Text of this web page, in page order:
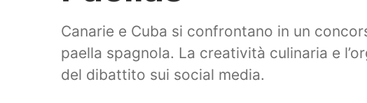
Canarie e Cuba si confrontano in un
paella spagnola. La creatività culinaria e
del dibattito sui social media.